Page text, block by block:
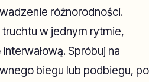
różnorodności.
w jednym rytmie,
Spróbuj na
biegu lub podbiegu, po